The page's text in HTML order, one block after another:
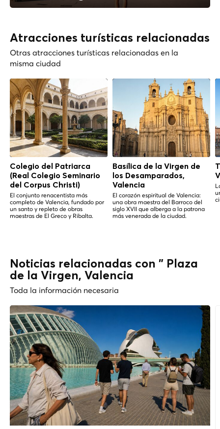
Atracciones turísticas relacionadas
Otras atracciones turísticas relacionadas en la
misma ciudad
Colegio del Patriarca
(Real Colegio Seminario
del Corpus Christi)
El conjunto renacentista más
completo de Valencia, fundado por
un santo y repleto de obras
maestras de El Greco y Ribalta.
Basílica de la Virgen de
los Desamparados,
Valencia
El corazón espiritual de Valencia:
una obra maestra del Barroco del
siglo XVII que alberga a la patrona
más venerada de la ciudad.
Noticias relacionadas con " Plaza
de la Virgen, Valencia
Toda la información necesaria